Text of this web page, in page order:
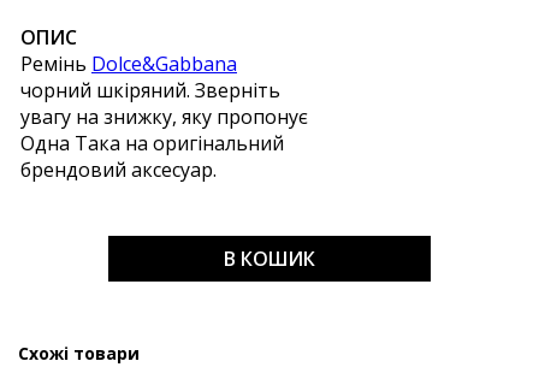
ОПИС
Ремінь Dolce&Gabbana
чорний шкіряний. Зверніть
увагу на знижку, яку пропонує
Одна Така на оригінальний
брендовий аксесуар.
В КОШИК
Схожі товари